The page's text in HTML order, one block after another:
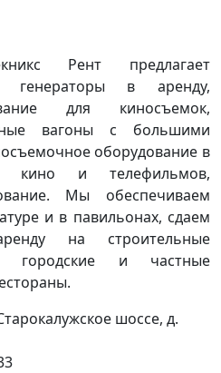
Рент предлагает
генераторы в аренду,
для киносъемок,
вагоны с большими
оборудование в
кино и телефильмов,
Мы обеспечиваем
и в павильонах, сдаем
на строительные
городские и частные
шоссе, д.